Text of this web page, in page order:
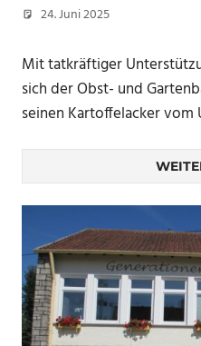
24. Juni 2025
Mit tatkräftiger
sich der Obst- und
seinen Kartoffelacker vom